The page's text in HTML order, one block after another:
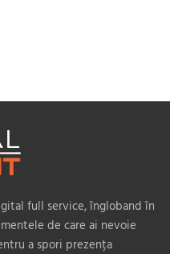
full service, îngloband în
de care ai nevoie
a spori prezența